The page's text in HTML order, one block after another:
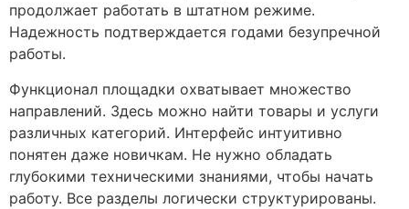
продолжает работать в штатном режиме.
Надежность подтверждается годами безупречной
работы.
Функционал площадки охватывает множество
направлений. Здесь можно найти товары и услуги
различных категорий. Интерфейс интуитивно
понятен даже новичкам. Не нужно обладать
глубокими техническими знаниями, чтобы начать
работу. Все разделы логически структурированы.